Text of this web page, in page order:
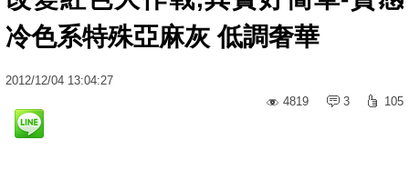
冷色系特殊亞麻灰 低調奢華
2012/12/04 13:04:27
4819
3 105